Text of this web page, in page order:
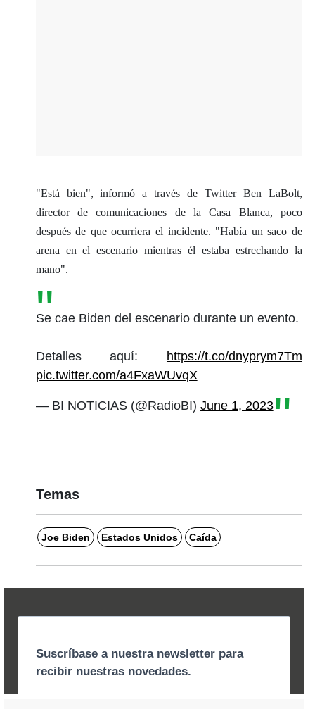
"Está bien", informó a través de Twitter Ben LaBolt,
director de comunicaciones de la Casa Blanca, poco
después de que ocurriera el incidente. "Había un saco de
arena en el escenario mientras él estaba estrechando la
mano".
Se cae Biden del escenario durante un evento.
Detalles aquí: https://t.co/dnyprym7Tm
pic.twitter.com/a4FxaWUvqX
— BI NOTICIAS (@RadioBI) June 1, 2023
Temas
Joe Biden Estados Unidos Caída